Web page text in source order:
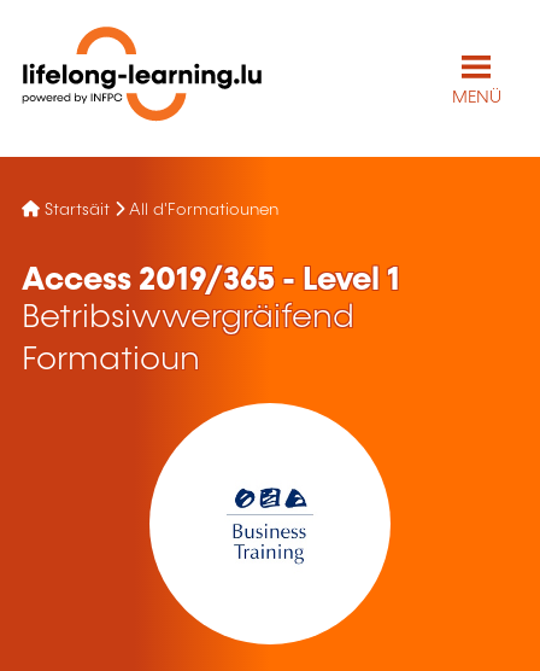
MENÜ
Startsäit All d'Formatiounen
Access 2019/365 - Level 1
Betribsiwwergräifend
Formatioun